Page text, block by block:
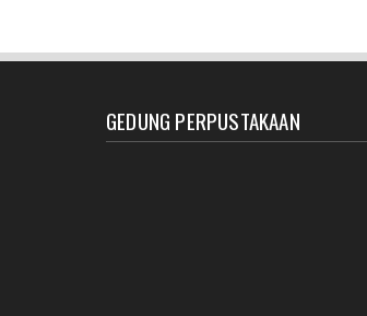
GEDUNG PERPUSTAKAAN